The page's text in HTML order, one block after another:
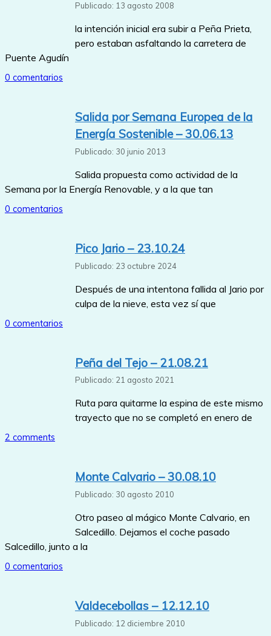
Publicado: 13 agosto 2008
la intención inicial era subir a Peña Prieta,
pero estaban asfaltando la carretera de
Puente Agudín
0 comentarios
Salida por Semana Europea de la
Energía Sostenible – 30.06.13
Publicado: 30 junio 2013
Salida propuesta como actividad de la
Semana por la Energía Renovable, y a la que tan
0 comentarios
Pico Jario – 23.10.24
Publicado: 23 octubre 2024
Después de una intentona fallida al Jario por
culpa de la nieve, esta vez sí que
0 comentarios
Peña del Tejo – 21.08.21
Publicado: 21 agosto 2021
Ruta para quitarme la espina de este mismo
trayecto que no se completó en enero de
2 comments
Monte Calvario – 30.08.10
Publicado: 30 agosto 2010
Otro paseo al mágico Monte Calvario, en
Salcedillo. Dejamos el coche pasado
Salcedillo, junto a la
0 comentarios
Valdecebollas – 12.12.10
Publicado: 12 diciembre 2010